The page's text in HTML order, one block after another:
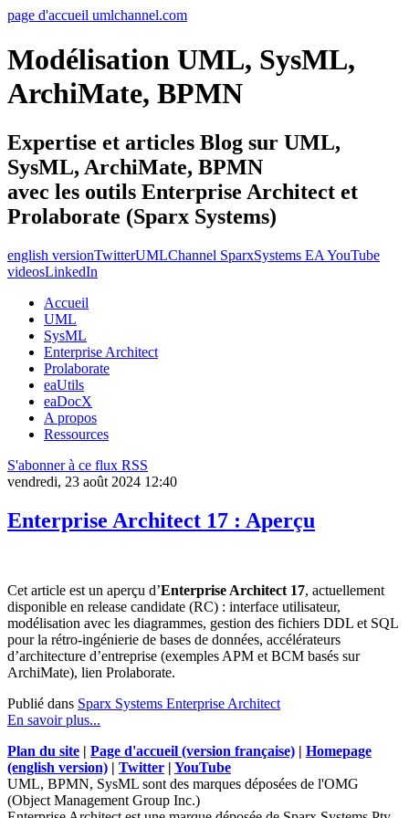
page d'accueil umlchannel.com
Modélisation UML, SysML,
ArchiMate, BPMN
Expertise et articles Blog sur UML,
SysML, ArchiMate, BPMN
avec les outils Enterprise Architect et
Prolaborate (Sparx Systems)
english versionTwitterUMLChannel SparxSystems EA YouTube
videosLinkedIn
Accueil
UML
SysML
Enterprise Architect
Prolaborate
eaUtils
eaDocX
A propos
Ressources
S'abonner à ce flux RSS
vendredi, 23 août 2024 12:40
Enterprise Architect 17 : Aperçu
Cet article est un aperçu d’Enterprise Architect 17, actuellement
disponible en release candidate (RC) : interface utilisateur,
modélisation avec les diagrammes, gestion des fichiers DDL et SQL
pour la rétro-ingénierie de bases de données, accélérateurs
d’architecture d’entreprise (exemples APM et BCM basés sur
ArchiMate), lien Prolaborate.
Publié dans Sparx Systems Enterprise Architect
En savoir plus...
Plan du site | Page d'accueil (version française) | Homepage
(english version) | Twitter | YouTube
UML, BPMN, SysML sont des marques déposées de l'OMG
(Object Management Group Inc.)